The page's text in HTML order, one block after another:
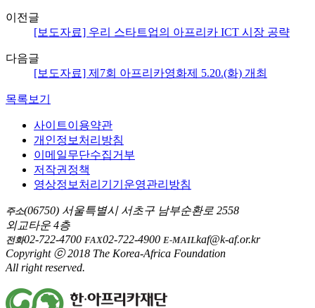
이전글
[보도자료] 우리 스타트업의 아프리카 ICT 시장 공략
다음글
[보도자료] 제7회 아프리카영화제 5.20.(화) 개최
목록보기
사이트이용약관
개인정보처리방침
이메일무단수집거부
저작권정책
영상정보처리기기운영관리방침
주소(06750) 서울특별시 서초구 남부순환로 2558
외교타운 4층
전화02-722-4700 FAX02-722-4900 E-MAILkaf@k-af.or.kr
Copyright ⓒ 2018 The Korea-Africa Foundation
All right reserved.